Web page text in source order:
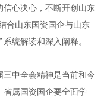
心决心，不断开创山东
合山东国资国企与山东
统解读和深入阐释。
中全会精神是当前和今
省属国资国企要全面学